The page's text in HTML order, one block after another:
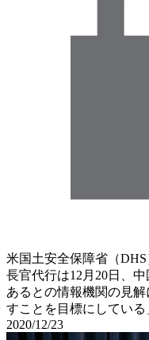
米国土安全保障省（DHS
長官代行は12月20日、
あるとの情報機関の見
すことを目標にしている
2020/12/23